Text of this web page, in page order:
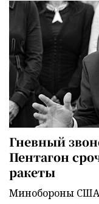
Гневный
Пентагон
ракеты
Минобороны США